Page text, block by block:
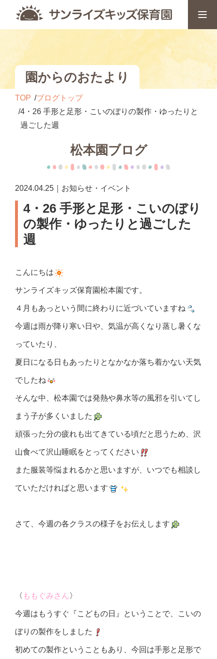
園からのおたより
TOP
ブログトップ
4・26 手形と足形・こいのぼりの製作・ゆったりと
過ごした週
松本園ブログ
2024.04.25｜お知らせ・イベント
4・26 手形と足形・こいのぼり
の製作・ゆったりと過ごした
週
こんにちは
サンライズキッズ保育園松本園です。
４月もあっという間に終わりに近づいていますね
今週は雨が降り寒い日や、気温が高くなり蒸し暑くな
っていたり、
夏日になる日もあったりとなかなか落ち着かない天気
でしたね
そんな中、松本園では発熱や鼻水等の風邪を引いてし
まう子が多くいました
頑張った分の疲れも出てきている頃だと思うため、沢
山食べて沢山睡眠をとってください
また服装等悩まれるかと思いますが、いつでも相談し
ていただければと思います
さて、今週の各クラスの様子をお伝えします
〈 ももぐみさん〉
今週はもうすぐ『こどもの日 』ということで、こいの
ぼりの製作をしました
初めての製作ということもあり、今回は手形と足形で